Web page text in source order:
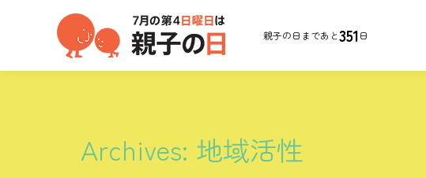
親子の日まであと351日
Archives: 地域活性